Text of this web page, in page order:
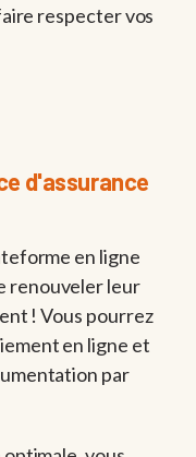
respecter vos
d'assurance
en ligne
renouveler leur
! Vous pourrez
en ligne et
par